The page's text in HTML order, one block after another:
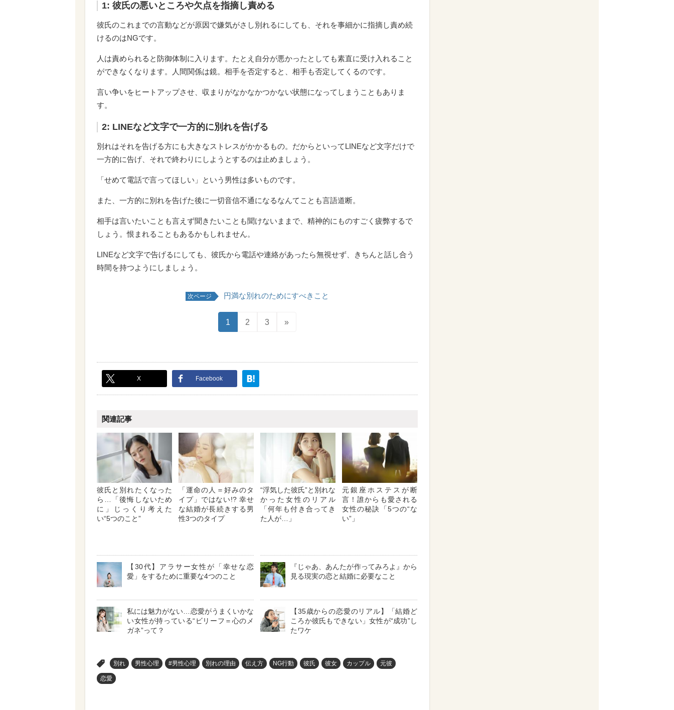
1: 彼氏の悪いところや欠点を指摘し責める
彼氏のこれまでの言動などが原因で嫌気がさし別れるにしても、それを事細かに指摘し責め続
けるのはNGです。
人は責められると防御体制に入ります。たとえ自分が悪かったとしても素直に受け入れること
ができなくなります。人間関係は鏡。相手を否定すると、相手も否定してくるのです。
言い争いをヒートアップさせ、収まりがなかなかつかない状態になってしまうこともありま
す。
2: LINEなど文字で一方的に別れを告げる
別れはそれを告げる方にも大きなストレスがかかるもの。だからといってLINEなど文字だけで
一方的に告げ、それで終わりにしようとするのは止めましょう。
「せめて電話で言ってほしい」という男性は多いものです。
また、一方的に別れを告げた後に一切音信不通になるなんてことも言語道断。
相手は言いたいことも言えず聞きたいことも聞けないままで、精神的にものすごく疲弊するで
しょう。恨まれることもあるかもしれません。
LINEなど文字で告げるにしても、彼氏から電話や連絡があったら無視せず、きちんと話し合う
時間を持つようにしましょう。
次ページ 円満な別れのためにすべきこと
1 2 3 »
X Facebook
関連記事
彼氏と別れたくなった
ら…「後悔しないため
に」じっくり考えた
い“5つのこと”
「運命の人＝好みのタ
イプ」ではない!? 幸せ
な結婚が長続きする男
性3つのタイプ
“浮気した彼氏”と別れな
かった女性のリアル
「何年も付き合ってき
た人が…」
元銀座ホステスが断
言！誰からも愛される
女性の秘訣「5つの“な
い”」
【30代】アラサー女性が「幸せな恋
愛」をするために重要な4つのこと
『じゃあ、あんたが作ってみろよ』から
見る現実の恋と結婚に必要なこと
私には魅力がない…恋愛がうまくいかな
い女性が持っている“ビリーフ＝心のメ
ガネ”って？
【35歳からの恋愛のリアル】「結婚ど
ころか彼氏もできない」女性が“成功”し
たワケ
別れ 男性心理 #男性心理 別れの理由 伝え方 NG行動 彼氏 彼女 カップル 元彼
恋愛